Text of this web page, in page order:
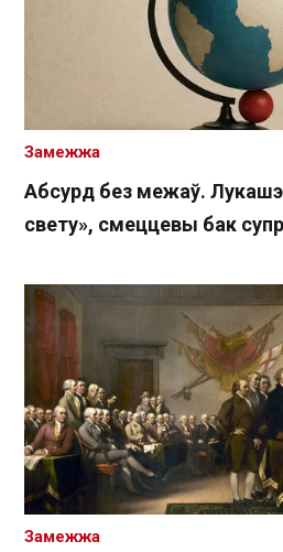
Абсурд без межаў.
свету», смеццевы бак
Замежжа
Замежжа